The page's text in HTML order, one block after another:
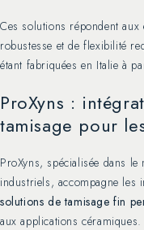
Ces solutions répondent
robustesse et de flexibilité
étant fabriquées en Italie à
ProXyns :
tamisage pour
ProXyns, spécialisée dans le
industriels, accompagne
solutions de tamisage fin
aux applications céramiques.